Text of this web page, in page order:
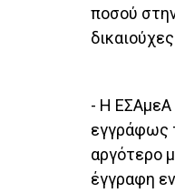
ποσού
- Η ΕΣΑμεΑ
εγγράφως
αργότερο
έγγραφη